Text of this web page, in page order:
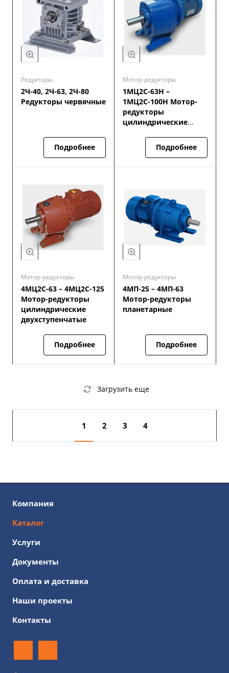
Редукторы
2Ч-40, 2Ч-63, 2Ч-80
Редукторы червячные
Подробнее
Мотор-редукторы
1МЦ2С-63Н –
1МЦ2С-100Н Мотор-
редукторы
цилиндрические
Подробнее
Мотор-редукторы
4МЦ2С-63 – 4МЦ2С-125
Мотор-редукторы
цилиндрические
двухступенчатые
Подробнее
Мотор-редукторы
4МП-25 – 4МП-63
Мотор-редукторы
планетарные
Подробнее
Загрузить еще
1 2 3 4
Компания
Каталог
Услуги
Документы
Оплата и доставка
Наши проекты
Контакты